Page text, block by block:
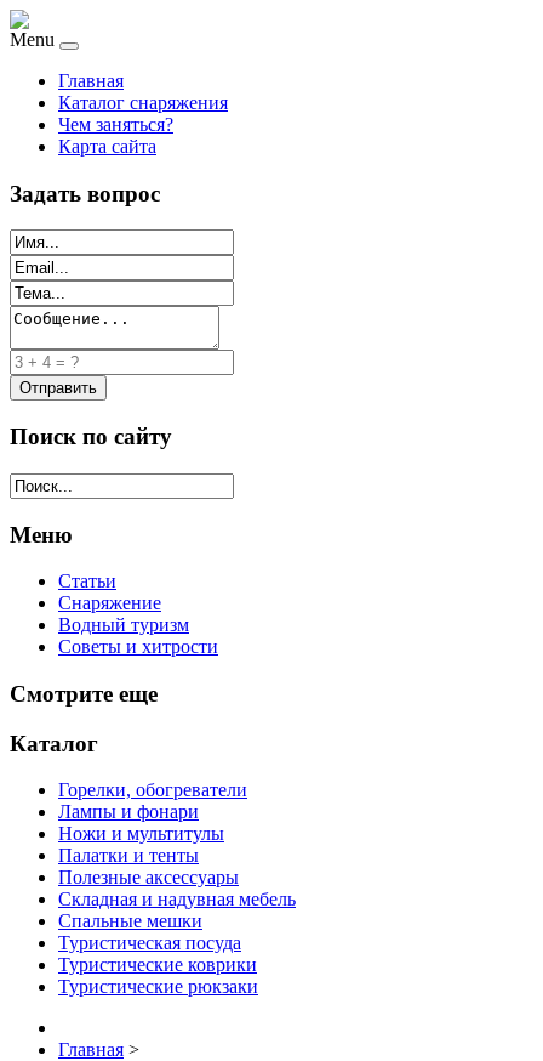
Menu
Главная
Каталог снаряжения
Чем заняться?
Карта сайта
Задать вопрос
Поиск по сайту
Меню
Статьи
Снаряжение
Водный туризм
Советы и хитрости
Смотрите еще
Каталог
Горелки, обогреватели
Лампы и фонари
Ножи и мультитулы
Палатки и тенты
Полезные аксессуары
Складная и надувная мебель
Спальные мешки
Туристическая посуда
Туристические коврики
Туристические рюкзаки
Главная >